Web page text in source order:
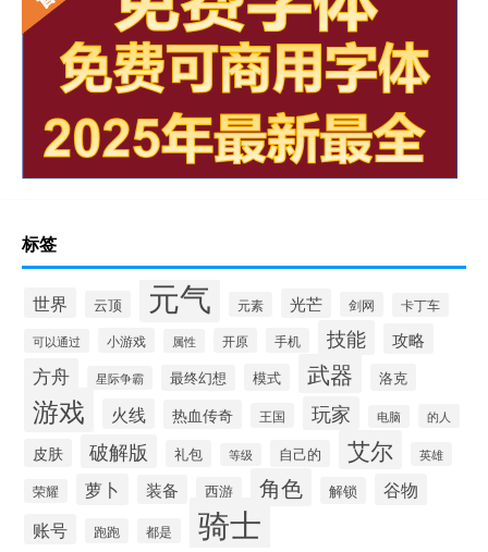
标签
世界 云顶 元气 元素 光芒 剑网 卡丁车
可以通过 小游戏 属性 开原 手机 技能 攻略
方舟 星际争霸 最终幻想 模式 武器 洛克
游戏 火线 热血传奇 王国 玩家 电脑 的人
皮肤 破解版 礼包 等级 自己的 艾尔 英雄
荣耀 萝卜 装备 西游 角色 解锁 谷物
账号 跑跑 都是 骑士